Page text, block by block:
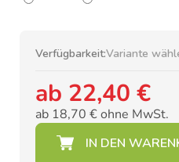
Verfügbarkeit:Variante
ab 22,40 €
ab 18,70 €ohne MwSt.
Verkaufspreis: